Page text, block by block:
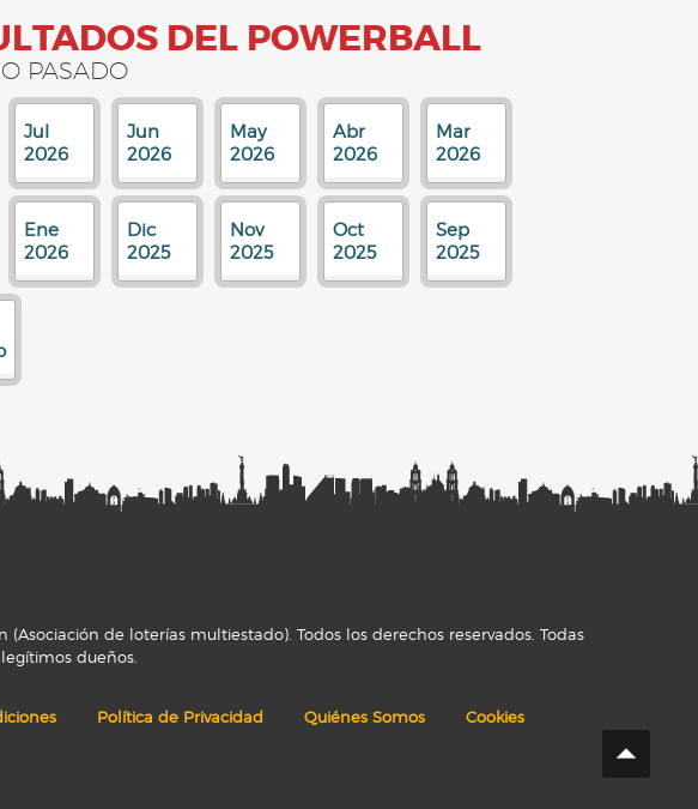
DEL POWERBALL
PASADO
Jul
2026
Jun
2026
May
2026
Abr
2026
Mar
2026
Ene
2026
Dic
2025
Nov
2025
Oct
2025
Sep
2025
de loterías multiestado). Todos los derechos reservados. Todas
dueños.
Política de Privacidad Quiénes Somos Cookies